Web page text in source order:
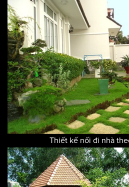
Thiết kế nối đi nhà